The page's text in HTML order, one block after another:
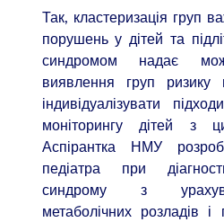
Так, кластеризація груп
порушень у дітей та
синдромом надає
виявлення груп ризику
індивідуалізувати
моніторингу дітей з
Аспірантка НМУ
педіатра при
синдрому з
метаболічних розладів